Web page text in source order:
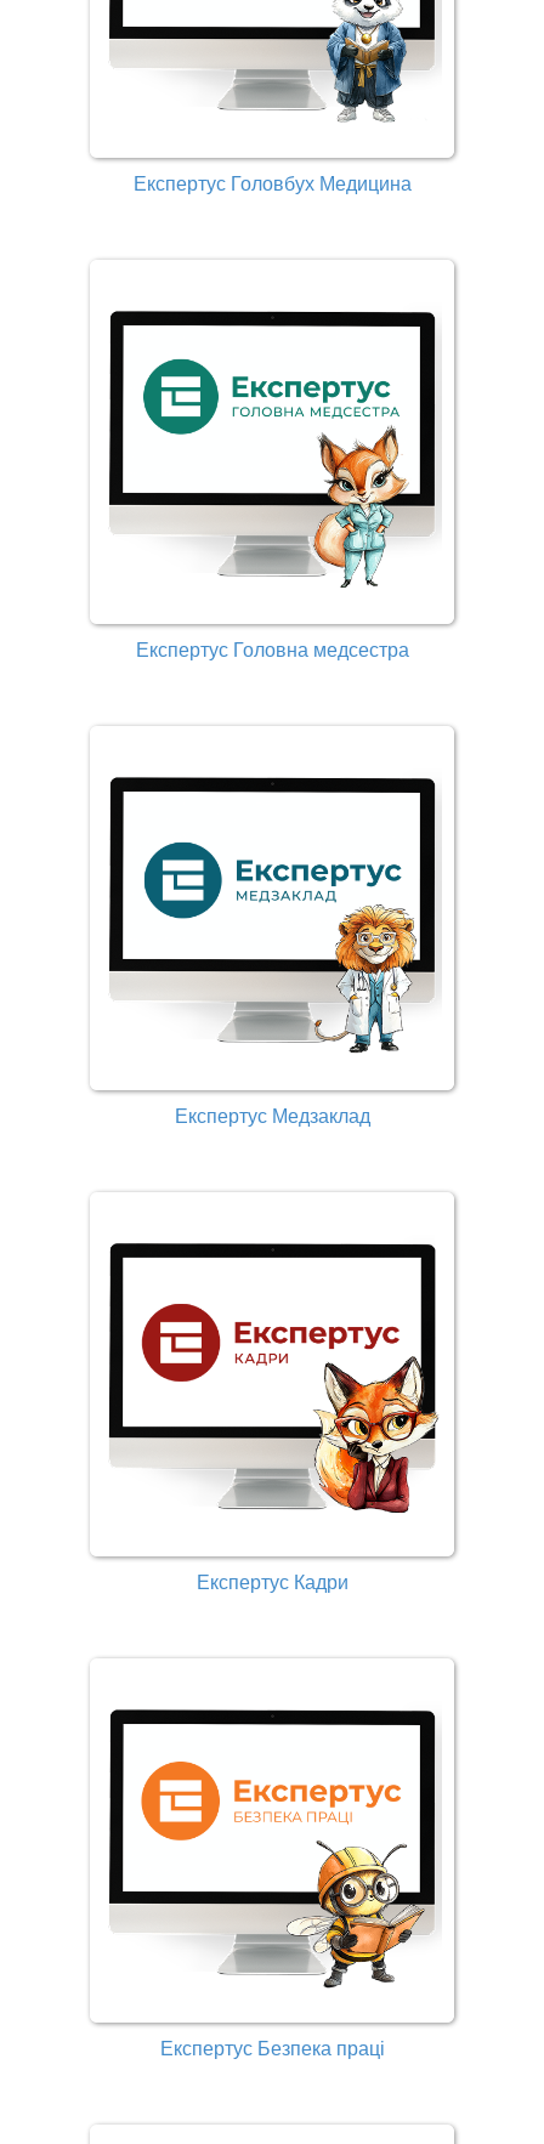
Експертус Головбух Медицина
Експертус Головна медсестра
Експертус Медзаклад
Експертус Кадри
Експертус Безпека праці